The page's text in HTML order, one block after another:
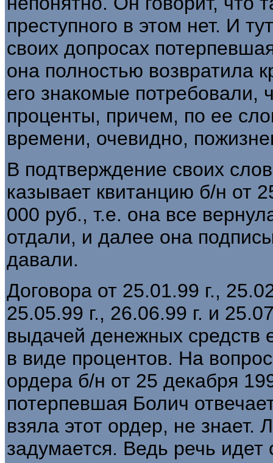
преступного в этом нет. И
своих допросах
она полностью возвра­тила
его знакомые по­требовали,
проценты, причем, по ее
време­ни, очевидно,
В подтверждение своих
казывает квитанцию б/н от
000 руб., т.е. она все
отдали, и далее она
давали.
Договора от 25.01.99 г.,
25.05.99 г., 26.06.99 г. и
выдачей денежных средств
в виде процентов. На
ордера б/н от 25 декабря
потерпевшая Болич
взяла этот ордер, не
заду­мается. Ведь речь